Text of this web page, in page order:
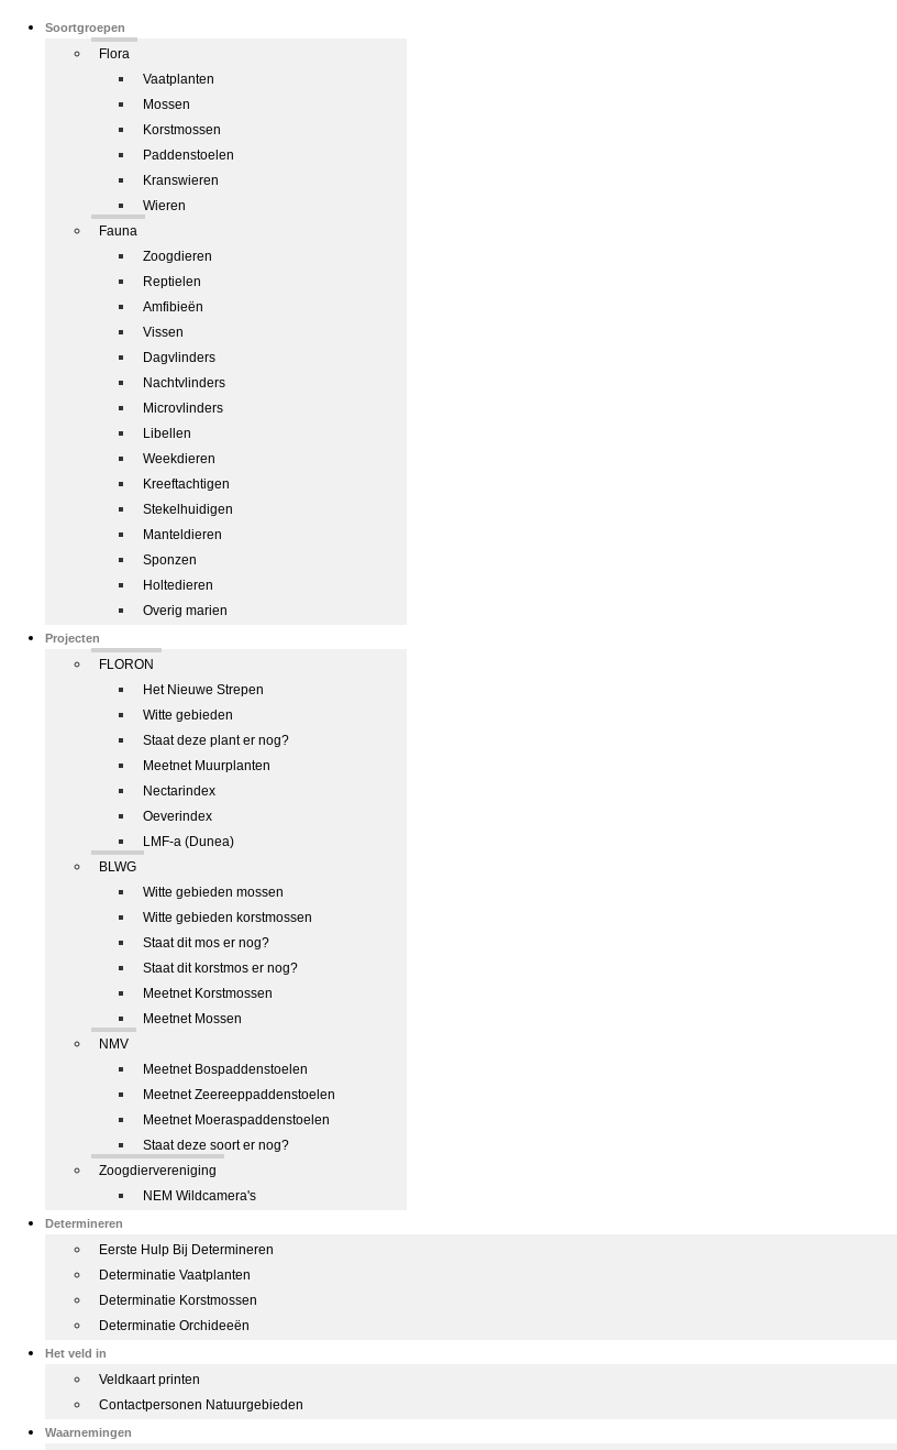
Soortgroepen
Flora
Vaatplanten
Mossen
Korstmossen
Paddenstoelen
Kranswieren
Wieren
Fauna
Zoogdieren
Reptielen
Amfibieën
Vissen
Dagvlinders
Nachtvlinders
Microvlinders
Libellen
Weekdieren
Kreeftachtigen
Stekelhuidigen
Manteldieren
Sponzen
Holtedieren
Overig marien
Projecten
FLORON
Het Nieuwe Strepen
Witte gebieden
Staat deze plant er nog?
Meetnet Muurplanten
Nectarindex
Oeverindex
LMF-a (Dunea)
BLWG
Witte gebieden mossen
Witte gebieden korstmossen
Staat dit mos er nog?
Staat dit korstmos er nog?
Meetnet Korstmossen
Meetnet Mossen
NMV
Meetnet Bospaddenstoelen
Meetnet Zeereeppaddenstoelen
Meetnet Moeraspaddenstoelen
Staat deze soort er nog?
Zoogdiervereniging
NEM Wildcamera's
Determineren
Eerste Hulp Bij Determineren
Determinatie Vaatplanten
Determinatie Korstmossen
Determinatie Orchideeën
Het veld in
Veldkaart printen
Contactpersonen Natuurgebieden
Waarnemingen